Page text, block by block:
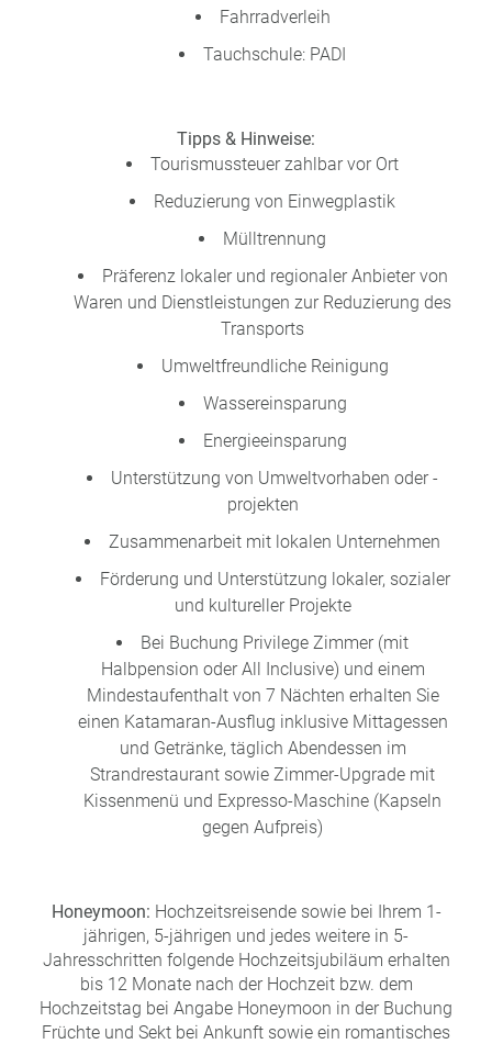
Fahrradverleih
Tauchschule: PADI
Tipps & Hinweise:
Tourismussteuer zahlbar vor Ort
Reduzierung von Einwegplastik
Mülltrennung
Präferenz lokaler und regionaler Anbieter von
Waren und Dienstleistungen zur Reduzierung des
Transports
Umweltfreundliche Reinigung
Wassereinsparung
Energieeinsparung
Unterstützung von Umweltvorhaben oder -
projekten
Zusammenarbeit mit lokalen Unternehmen
Förderung und Unterstützung lokaler, sozialer
und kultureller Projekte
Bei Buchung Privilege Zimmer (mit
Halbpension oder All Inclusive) und einem
Mindestaufenthalt von 7 Nächten erhalten Sie
einen Katamaran-Ausflug inklusive Mittagessen
und Getränke, täglich Abendessen im
Strandrestaurant sowie Zimmer-Upgrade mit
Kissenmenü und Expresso-Maschine (Kapseln
gegen Aufpreis)
Honeymoon: Hochzeitsreisende sowie bei Ihrem 1-
jährigen, 5-jährigen und jedes weitere in 5-
Jahresschritten folgende Hochzeitsjubiläum erhalten
bis 12 Monate nach der Hochzeit bzw. dem
Hochzeitstag bei Angabe Honeymoon in der Buchung
Früchte und Sekt bei Ankunft sowie ein romantisches